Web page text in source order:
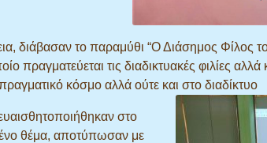
διάβασαν το παραμύθι “Ο Διάσημος Φίλος
πραγματεύεται τις διαδικτυακές φιλίες
κόσμο αλλά ούτε και στο διαδίκτυο
στο
θέμα, αποτύπωσαν με